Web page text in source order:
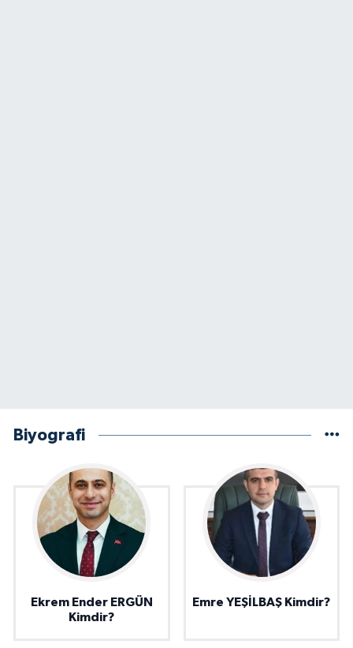
Biyografi
Ekrem Ender ERGÜN
Kimdir?
Emre YEŞİLBAŞ Kimdir?